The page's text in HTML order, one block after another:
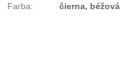
Farba: čierna, béžová